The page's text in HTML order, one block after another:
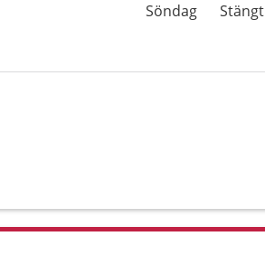
Söndag
Stängt